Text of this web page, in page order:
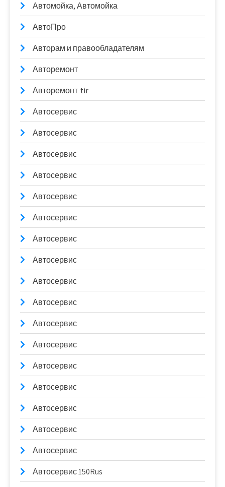
Автомойка, Автомойка
АвтоПро
Авторам и правообладателям
Авторемонт
Авторемонт-tir
Автосервис
Автосервис
Автосервис
Автосервис
Автосервис
Автосервис
Автосервис
Автосервис
Автосервис
Автосервис
Автосервис
Автосервис
Автосервис
Автосервис
Автосервис
Автосервис
Автосервис
Автосервис 150Rus